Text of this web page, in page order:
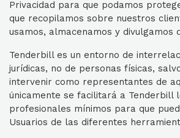
Privacidad para que podamos
que recopilamos sobre nuestros
usamos, almacenamos y divulgamos
Tenderbill es un entorno de
jurídicas, no de personas físicas,
intervenir como representantes de
únicamente se facilitará a Tenderbill
profesionales mínimos para que
Usuarios de las diferentes